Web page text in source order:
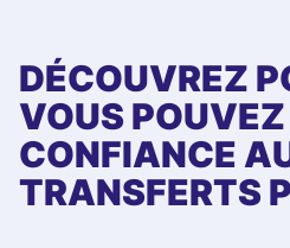
DÉCOUVREZ
VOUS POUVEZ
CONFIANCE
TRANSFERTS